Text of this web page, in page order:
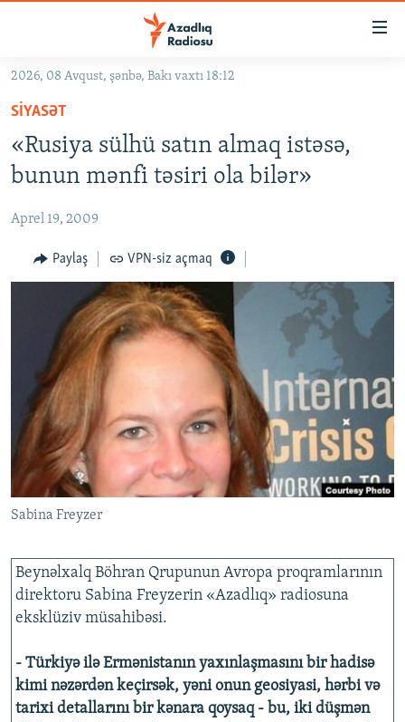
Əsas
qayıt
Əsas
naviqasiyaya
qayıt
Axtarışa
keç
GÜNDƏM
KORRUPSIOMETR
FƏRQƏ BAX
QANUNI DOĞRU
ARAŞDIRMA
MULTIMEDIA
VIDEO
FOTOQALEREYA
İNFOQRAFIKA
KARIKATURA
RADIO ARXIV
OXU ZALI
AZƏRBAYCAN ƏDƏBIYYATI KITABXANASI
İSLAM VƏ DEMOKRATIYA
İZ - MƏDƏNIYYƏT PROQRAMI
HAQQIMIZDA
MISSIYAMIZ
PEŞƏ ETIKASI VƏ JURNALISTIKA STANDARTLARIMIZ
MATERIALLARIMIZDAN ISTIFADƏ
AZADLIQRADIOSU MOBIL TELEFONUNUZDA
XƏBƏR BÜLLETENLƏRIMIZ
BIZI IZLƏ
RFE/RL-in bütün saytları
2026, 08 Avqust, şənbə, Bakı vaxtı 18:12
SIYASƏT
«Rusiya sülhü satın almaq istəsə,
bunun mənfi təsiri ola bilər»
Aprel 19, 2009
Paylaş VPN-siz açmaq
Sabina Freyzer
Beynəlxalq Böhran Qrupunun Avropa proqramlarının
direktoru Sabina Freyzerin «Azadlıq» radiosuna
eksklüziv müsahibəsi.
- Türkiyə ilə Ermənistanın yaxınlaşmasını bir hadisə
kimi nəzərdən keçirsək, yəni onun geosiyasi, hərbi və
tarixi detallarını bir kənara qoysaq - bu, iki düşmən